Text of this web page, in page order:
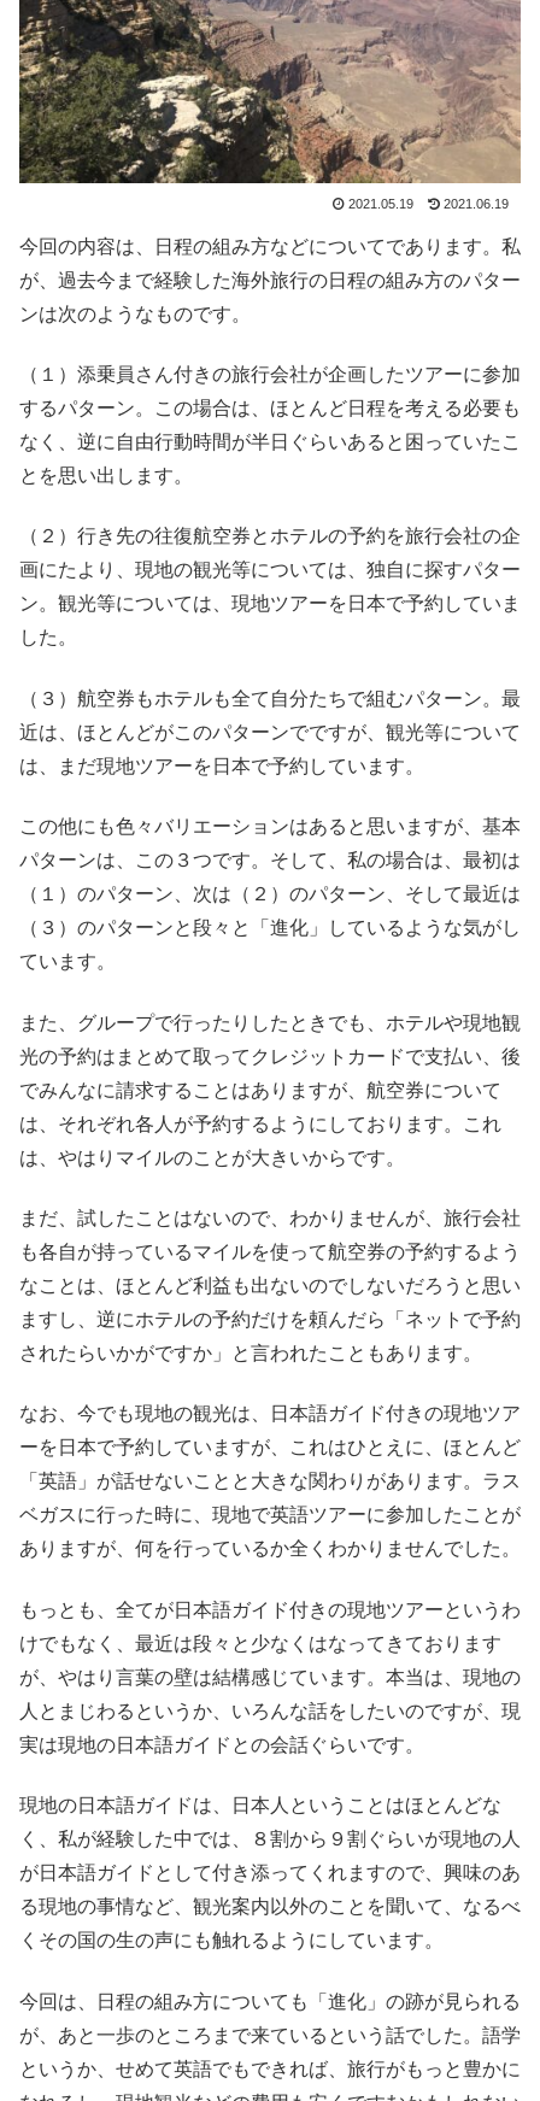
2021.05.19 2021.06.19
今回の内容は、日程の組み方などについてであります。私
が、過去今まで経験した海外旅行の日程の組み方のパター
ンは次のようなものです。
（１）添乗員さん付きの旅行会社が企画したツアーに参加
するパターン。この場合は、ほとんど日程を考える必要も
なく、逆に自由行動時間が半日ぐらいあると困っていたこ
とを思い出します。
（２）行き先の往復航空券とホテルの予約を旅行会社の企
画にたより、現地の観光等については、独自に探すパター
ン。観光等については、現地ツアーを日本で予約していま
した。
（３）航空券もホテルも全て自分たちで組むパターン。最
近は、ほとんどがこのパターンでですが、観光等について
は、まだ現地ツアーを日本で予約しています。
この他にも色々バリエーションはあると思いますが、基本
パターンは、この３つです。そして、私の場合は、最初は
（１）のパターン、次は（２）のパターン、そして最近は
（３）のパターンと段々と「進化」しているような気がし
ています。
また、グループで行ったりしたときでも、ホテルや現地観
光の予約はまとめて取ってクレジットカードで支払い、後
でみんなに請求することはありますが、航空券について
は、それぞれ各人が予約するようにしております。これ
は、やはりマイルのことが大きいからです。
まだ、試したことはないので、わかりませんが、旅行会社
も各自が持っているマイルを使って航空券の予約するよう
なことは、ほとんど利益も出ないのでしないだろうと思い
ますし、逆にホテルの予約だけを頼んだら「ネットで予約
されたらいかがですか」と言われたこともあります。
なお、今でも現地の観光は、日本語ガイド付きの現地ツア
ーを日本で予約していますが、これはひとえに、ほとんど
「英語」が話せないことと大きな関わりがあります。ラス
ベガスに行った時に、現地で英語ツアーに参加したことが
ありますが、何を行っているか全くわかりませんでした。
もっとも、全てが日本語ガイド付きの現地ツアーというわ
けでもなく、最近は段々と少なくはなってきております
が、やはり言葉の壁は結構感じています。本当は、現地の
人とまじわるというか、いろんな話をしたいのですが、現
実は現地の日本語ガイドとの会話ぐらいです。
現地の日本語ガイドは、日本人ということはほとんどな
く、私が経験した中では、８割から９割ぐらいが現地の人
が日本語ガイドとして付き添ってくれますので、興味のあ
る現地の事情など、観光案内以外のことを聞いて、なるべ
くその国の生の声にも触れるようにしています。
今回は、日程の組み方についても「進化」の跡が見られる
が、あと一歩のところまで来ているという話でした。語学
というか、せめて英語でもできれば、旅行がもっと豊かに